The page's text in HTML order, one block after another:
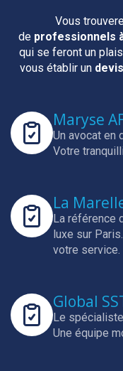
Vous
de professionnels
qui se feront un
vous établir un
Maryse
Un avocat en
Votre
La
La référence
luxe sur Paris.
votre service.
Global
Le
Une équipe